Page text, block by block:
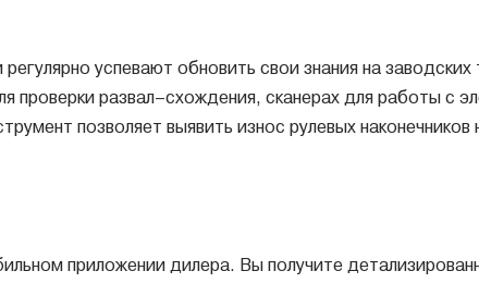
успевают обновить свои знания на
развал–схождения, сканерах для работы с
позволяет выявить износ рулевых наконечников
приложении дилера. Вы получите